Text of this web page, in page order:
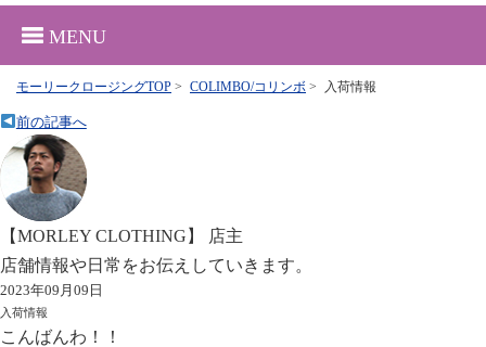
MENU
モーリークロージングTOP > COLIMBO/コリンボ > 入荷情報
前の記事へ
【MORLEY CLOTHING】 店主
店舗情報や日常をお伝えしていきます。
2023年09月09日
入荷情報
こんばんわ！！